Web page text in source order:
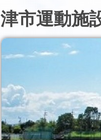
津市運動施